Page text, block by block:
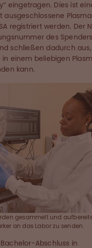
eingetragen. Dies ist
ausgeschlossene
registriert werden. Der
des
schließen dadurch
einem beliebigen
kann.
gesammelt und
an das Labor zu senden.
Abschluss in